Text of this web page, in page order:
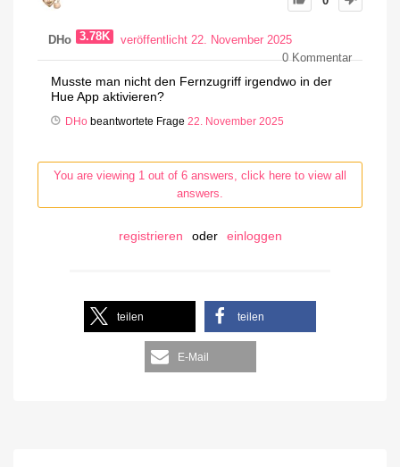
DHo 3.78K
veröffentlicht 22. November 2025
0Kommentar
Musste man nicht den Fernzugriff irgendwo in der
Hue App aktivieren?
DHo beantwortete Frage 22. November 2025
You are viewing 1 out of 6 answers, click here to view all
answers.
registrieren oder einloggen
teilen teilen
E-Mail